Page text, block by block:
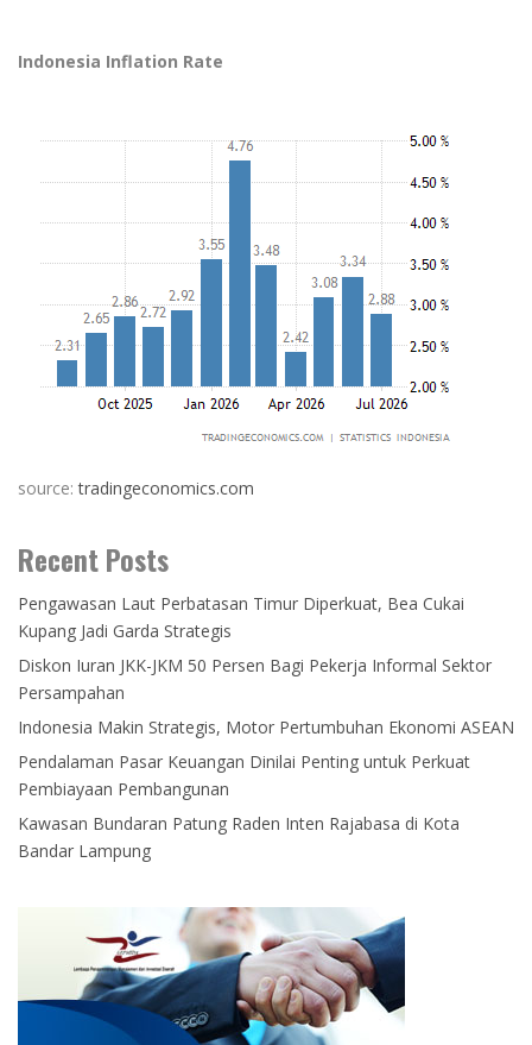
Indonesia Inflation Rate
source:tradingeconomics.com
Recent Posts
Pengawasan Laut Perbatasan Timur Diperkuat, Bea Cukai
Kupang Jadi Garda Strategis
Diskon Iuran JKK-JKM 50 Persen Bagi Pekerja Informal Sektor
Persampahan
Indonesia Makin Strategis, Motor Pertumbuhan Ekonomi ASEAN
Pendalaman Pasar Keuangan Dinilai Penting untuk Perkuat
Pembiayaan Pembangunan
Kawasan Bundaran Patung Raden Inten Rajabasa di Kota
Bandar Lampung